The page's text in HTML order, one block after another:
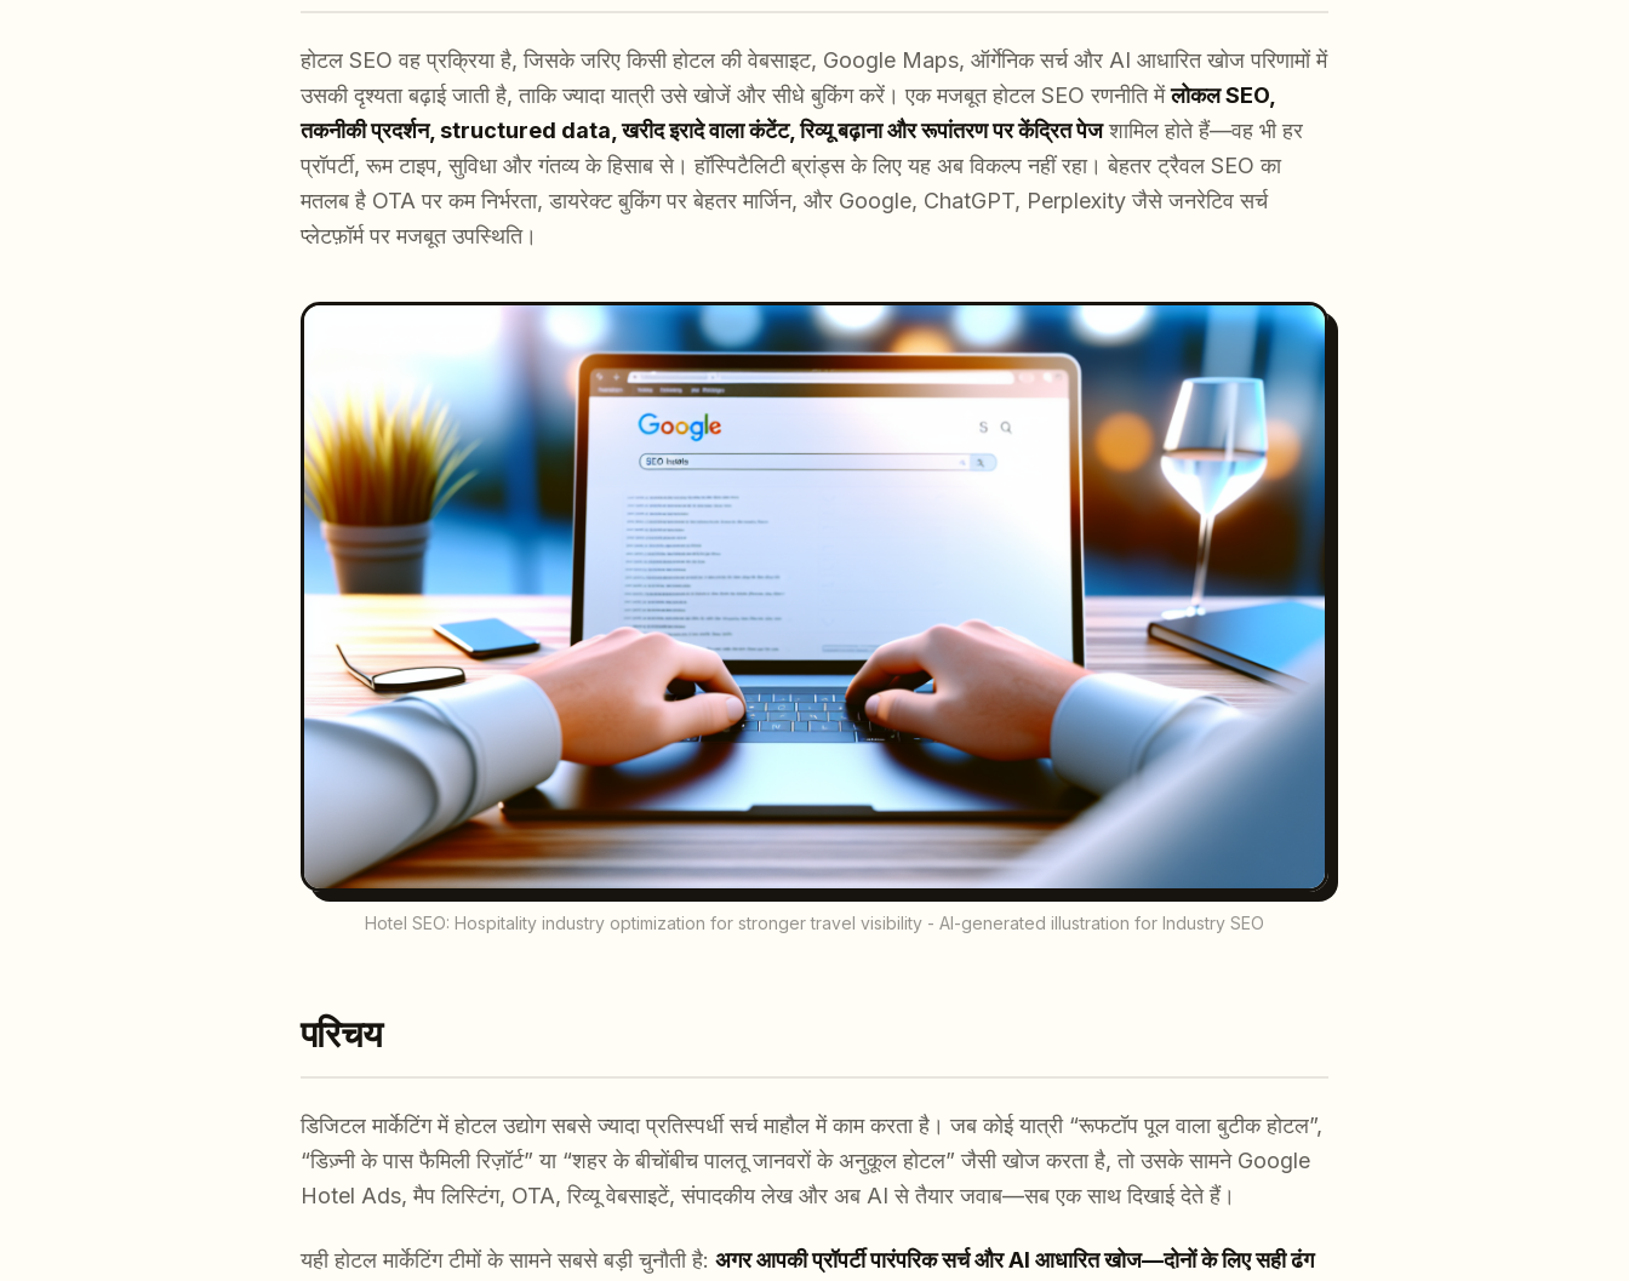
होटल SEO वह प्रक्रिया है, जिसके जरिए किसी होटल की वेबसाइट, Google Maps, ऑर्गेनिक सर्च और AI आधारित खोज परिणामों में
उसकी दृश्यता बढ़ाई जाती है, ताकि ज्यादा यात्री उसे खोजें और सीधे बुकिंग करें। एक मजबूत होटल SEO रणनीति मेंलोकल SEO,
तकनीकी प्रदर्शन, structured data, खरीद इरादे वाला कंटेंट, रिव्यू बढ़ाना और रूपांतरण पर केंद्रित पेजशामिल होते हैं—वह भी हर
प्रॉपर्टी, रूम टाइप, सुविधा और गंतव्य के हिसाब से। हॉस्पिटैलिटी ब्रांड्स के लिए यह अब विकल्प नहीं रहा। बेहतर ट्रैवल SEO का
मतलब है OTA पर कम निर्भरता, डायरेक्ट बुकिंग पर बेहतर मार्जिन, और Google, ChatGPT, Perplexity जैसे जनरेटिव सर्च
प्लेटफ़ॉर्म पर मजबूत उपस्थिति।
Hotel SEO: Hospitality industry optimization for stronger travel visibility - AI-generated illustration for Industry SEO
परिचय
डिजिटल मार्केटिंग में होटल उद्योग सबसे ज्यादा प्रतिस्पर्धी सर्च माहौल में काम करता है। जब कोई यात्री “रूफटॉप पूल वाला बुटीक होटल”,
“डिज़्नी के पास फैमिली रिज़ॉर्ट” या “शहर के बीचोंबीच पालतू जानवरों के अनुकूल होटल” जैसी खोज करता है, तो उसके सामने Google
Hotel Ads, मैप लिस्टिंग, OTA, रिव्यू वेबसाइटें, संपादकीय लेख और अब AI से तैयार जवाब—सब एक साथ दिखाई देते हैं।
यही होटल मार्केटिंग टीमों के सामने सबसे बड़ी चुनौती है: अगर आपकी प्रॉपर्टी पारंपरिक सर्च और AI आधारित खोज—दोनों के लिए सही ढंग